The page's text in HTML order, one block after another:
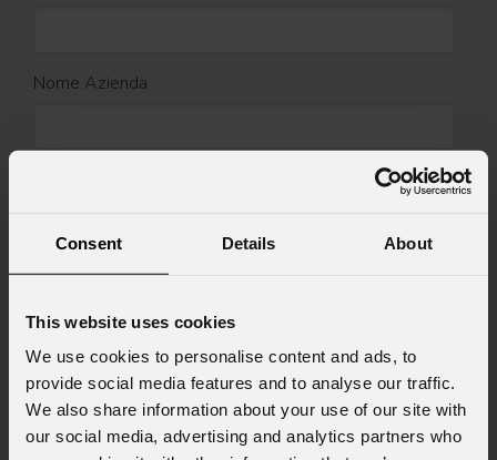
Consent Details About
This website uses cookies
We use cookies to personalise content and ads, to
provide social media features and to analyse our traffic.
We also share information about your use of our site with
our social media, advertising and analytics partners who
Nome Azienda
Cell.
Messaggio